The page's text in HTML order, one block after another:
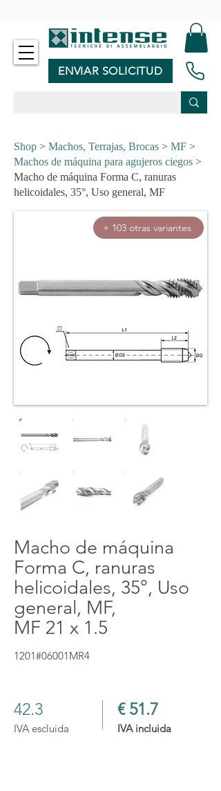
ENVIAR SOLICITUD
Shop > Machos, Terrajas, Brocas > MF >
Machos de máquina para agujeros ciegos >
Macho de máquina Forma C, ranuras
helicoidales, 35°, Uso general, MF
+ 103 otras variantes
Macho de máquina
Forma C, ranuras
helicoidales, 35°, Uso
general, MF,
MF 21 x 1.5
1201#06001MR4
42.3
IVA escluida
€ 51.7
IVA incluida